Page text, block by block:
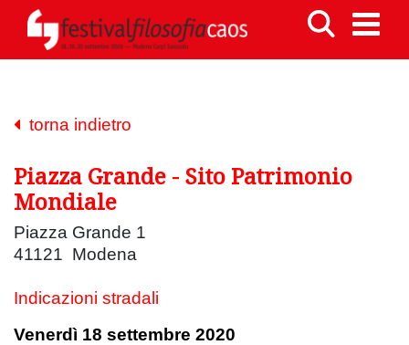
torna indietro
Piazza Grande - Sito Patrimonio
Mondiale
Piazza Grande 1
41121 Modena
Indicazioni stradali
Venerdì 18 settembre 2020